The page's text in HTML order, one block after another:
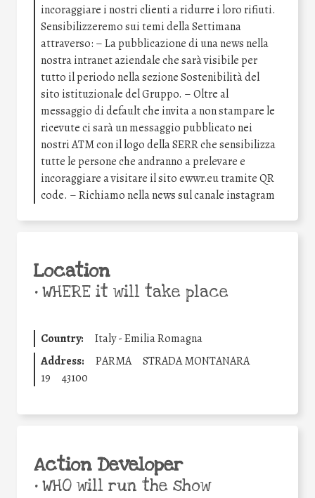
incoraggiare i nostri clienti a ridurre i loro rifiuti.
Sensibilizzeremo sui temi della Settimana
attraverso: – La pubblicazione di una news nella
nostra intranet aziendale che sarà visibile per
tutto il periodo nella sezione Sostenibilità del
sito istituzionale del Gruppo. – Oltre al
messaggio di default che invita a non stampare le
ricevute ci sarà un messaggio pubblicato nei
nostri ATM con il logo della SERR che sensibilizza
tutte le persone che andranno a prelevare e
incoraggiare a visitare il sito ewwr.eu tramite QR
code. – Richiamo nella news sul canale instagram
Location
•WHERE it will take place
Country:
Italy - Emilia Romagna
Address:
PARMA
STRADA MONTANARA
19
43100
Action Developer
•WHO will run the show